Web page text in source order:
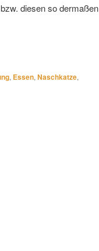
diesen so dermaßen
, Essen,Naschkatze,